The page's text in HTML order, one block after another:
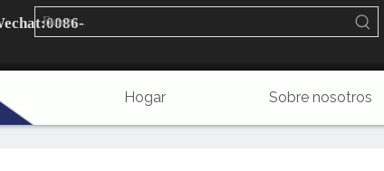
0086-
Hogar Sobre nosotros